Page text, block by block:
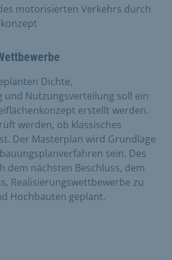
motorisierten Verkehrs durch
Dichte,
und Nutzungsverteilung soll ein
erstellt werden.
werden, ob klassisches
Der Masterplan wird Grundlage
sein. Des
dem nächsten Beschluss, dem
Realisierungswettbewerbe zu
Hochbauten geplant.